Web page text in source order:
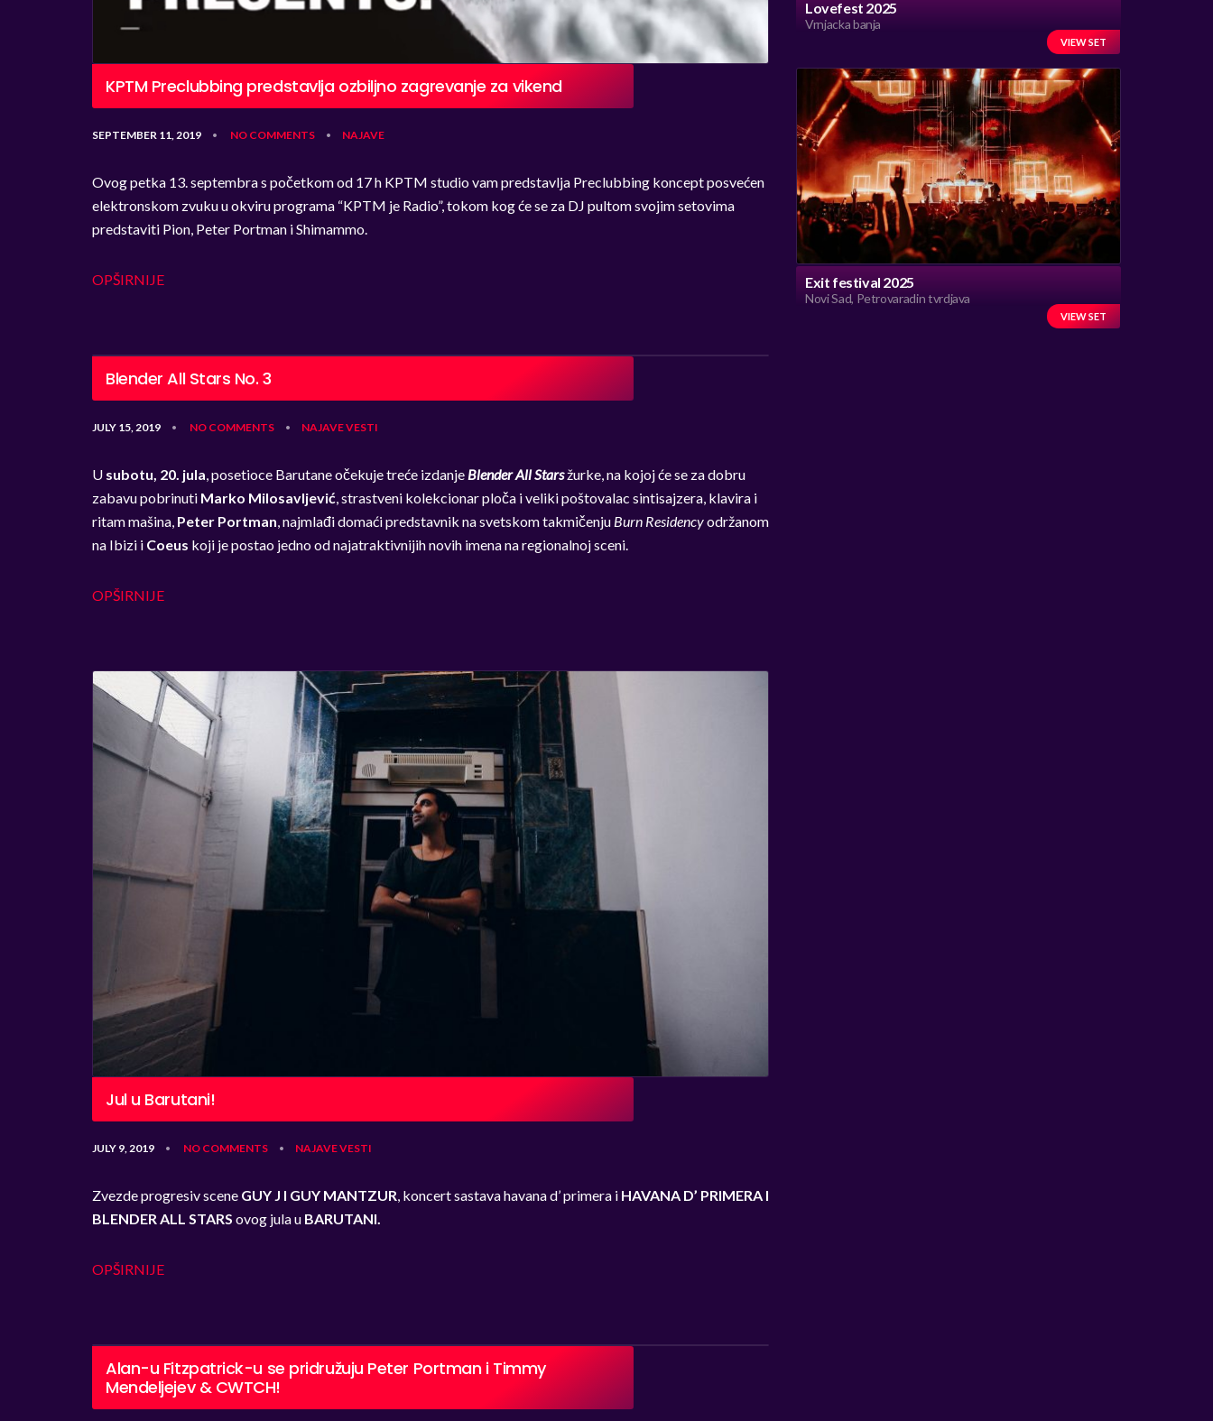
KPTM Preclubbing predstavlja ozbiljno zagrevanje za vikend
SEPTEMBER 11, 2019 • NO COMMENTS • NAJAVE
Ovog petka 13. septembra s početkom od 17 h KPTM studio vam predstavlja Preclubbing konceptposvećen
elektronskom zvuku u okviru programa “KPTM je Radio”, tokom kog će se za DJ pultom svojim setovima
predstaviti Pion, Peter Portman i Shimammo.
OPŠIRNIJE
Blender All Stars No. 3
JULY 15, 2019 • NO COMMENTS • NAJAVEVESTI
U subotu, 20. jula , posetioce Barutane očekuje treće izdanje Blender All Starsžurke, na kojoj će se za dobru
zabavu pobrinuti Marko Milosavljević , strastveni kolekcionar ploča i veliki poštovalac sintisajzera, klavira i
ritam mašina, Peter Portman , najmlađi domaći predstavnik na svetskom takmičenju Burn Residencyodržanom
na Ibizi i Coeus koji je postao jedno od najatraktivnijih novih imena na regionalnoj sceni.
OPŠIRNIJE
Jul u Barutani!
JULY 9, 2019 • NO COMMENTS • NAJAVEVESTI
Zvezde progresiv scene GUY J I GUY MANTZUR , koncert sastava havana d’ primera i HAVANA D’ PRIMERA I
BLENDER ALL STARS ovog jula u BARUTANI.
OPŠIRNIJE
Alan-u Fitzpatrick-u se pridružuju Peter Portman i Timmy
Mendeljejev & CWTCH!
Lovefest 2025
Vrnjacka banja
VIEW SET
Exit festival 2025
Novi Sad, Petrovaradin tvrdjava
VIEW SET